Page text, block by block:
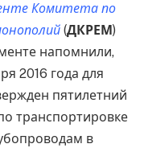
Комитета по
(ДКРЕМ)
напомнили,
2016 года для
пятилетний
транспортировке
в